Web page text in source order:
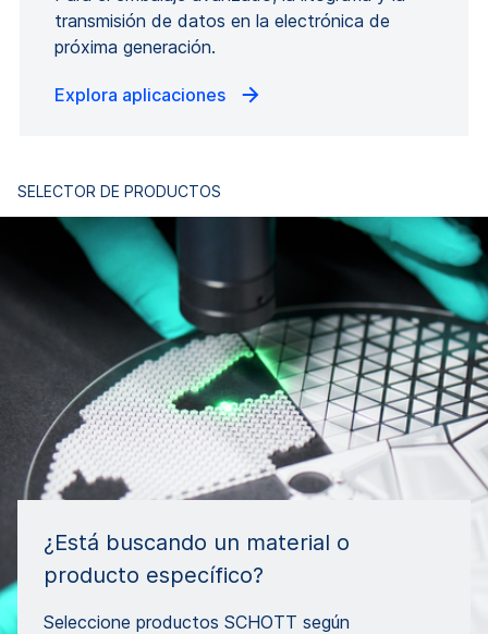
transmisión de datos en la electrónica de
próxima generación.
Explora aplicaciones
SELECTOR DE PRODUCTOS
¿Está buscando un material o
producto específico?
Seleccione productos SCHOTT según